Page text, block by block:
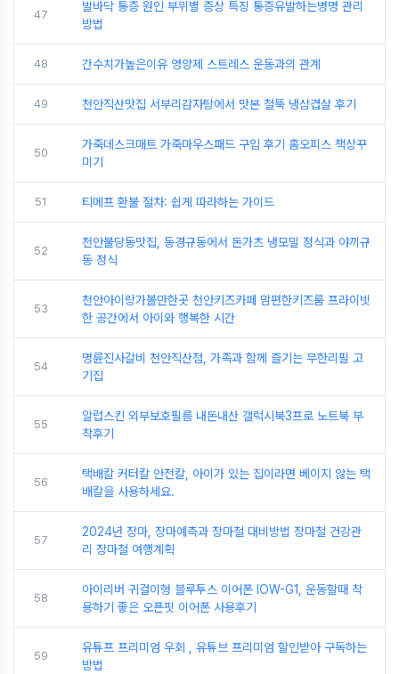
47
발바닥 통증 원인 부위별 증상 특징 통증유발하는병명 관리
방법
48 간수치가높은이유 영양제 스트레스 운동과의 관계
49 천안직산맛집 서부리감자탕에서 맛본 철뚝 냉삼겹살 후기
50
가죽데스크매트 가죽마우스패드 구입 후기 홈오피스 책상꾸
미기
51 티메프 환불 절차: 쉽게 따라하는 가이드
52
천안불당동맛집, 동경규동에서 돈가츠 냉모밀 정식과 야끼규
동 정식
53
천안아이랑가볼만한곳 천안키즈카페 맘편한키즈룸 프라이빗
한 공간에서 아이와 행복한 시간
54
명륜진사갈비 천안직산점, 가족과 함께 즐기는 무한리필 고
기집
55
알럽스킨 외부보호필름 내돈내산 갤럭시북3프로 노트북 부
착후기
56
택배칼 커터칼 안전칼, 아이가 있는 집이라면 베이지 않는 택
배칼을 사용하세요.
57
2024년 장마, 장마예측과 장마철 대비방법 장마철 건강관
리 장마철 여행계획
58
아이리버 귀걸이형 블루투스 이어폰 IOW-G1, 운동할때 착
용하기 좋은 오픈핏 이어폰 사용후기
59
유튜프 프리미엄 우회 , 유튜브 프리미엄 할인받아 구독하는
방법